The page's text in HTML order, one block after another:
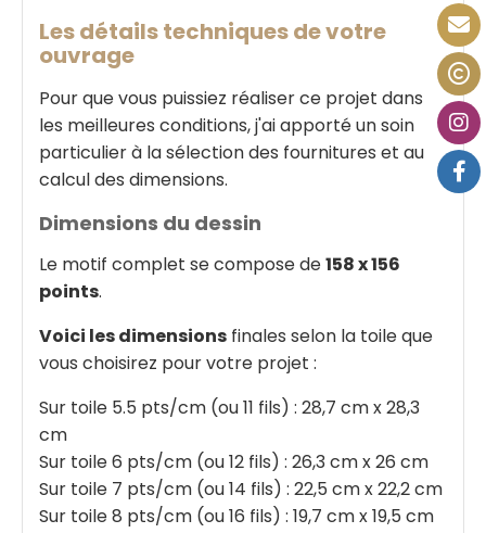
Les détails techniques de votre
ouvrage
Pour que vous puissiez réaliser ce projet dans
les meilleures conditions, j'ai apporté un soin
particulier à la sélection des fournitures et au
calcul des dimensions.
Dimensions du dessin
Le motif complet se compose de158 x 156
points.
Voici les dimensions finales selon la toile que
vous choisirez pour votre projet :
Sur toile 5.5 pts/cm (ou 11 fils) : 28,7 cm x 28,3
cm
Sur toile 6 pts/cm (ou 12 fils) : 26,3 cm x 26 cm
Sur toile 7 pts/cm (ou 14 fils) : 22,5 cm x 22,2 cm
Sur toile 8 pts/cm (ou 16 fils) : 19,7 cm x 19,5 cm